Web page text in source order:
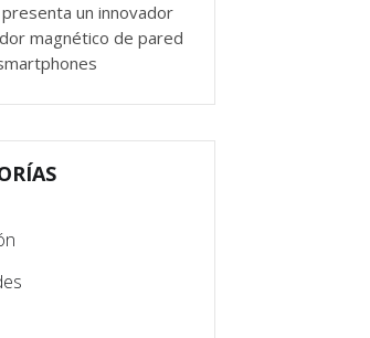
presenta un innovador
magnético de pared